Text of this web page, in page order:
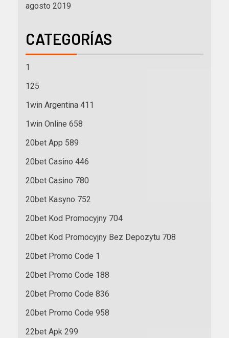
agosto 2019
CATEGORÍAS
1
125
1win Argentina 411
1win Online 658
20bet App 589
20bet Casino 446
20bet Casino 780
20bet Kasyno 752
20bet Kod Promocyjny 704
20bet Kod Promocyjny Bez Depozytu 708
20bet Promo Code 1
20bet Promo Code 188
20bet Promo Code 836
20bet Promo Code 958
22bet Apk 299